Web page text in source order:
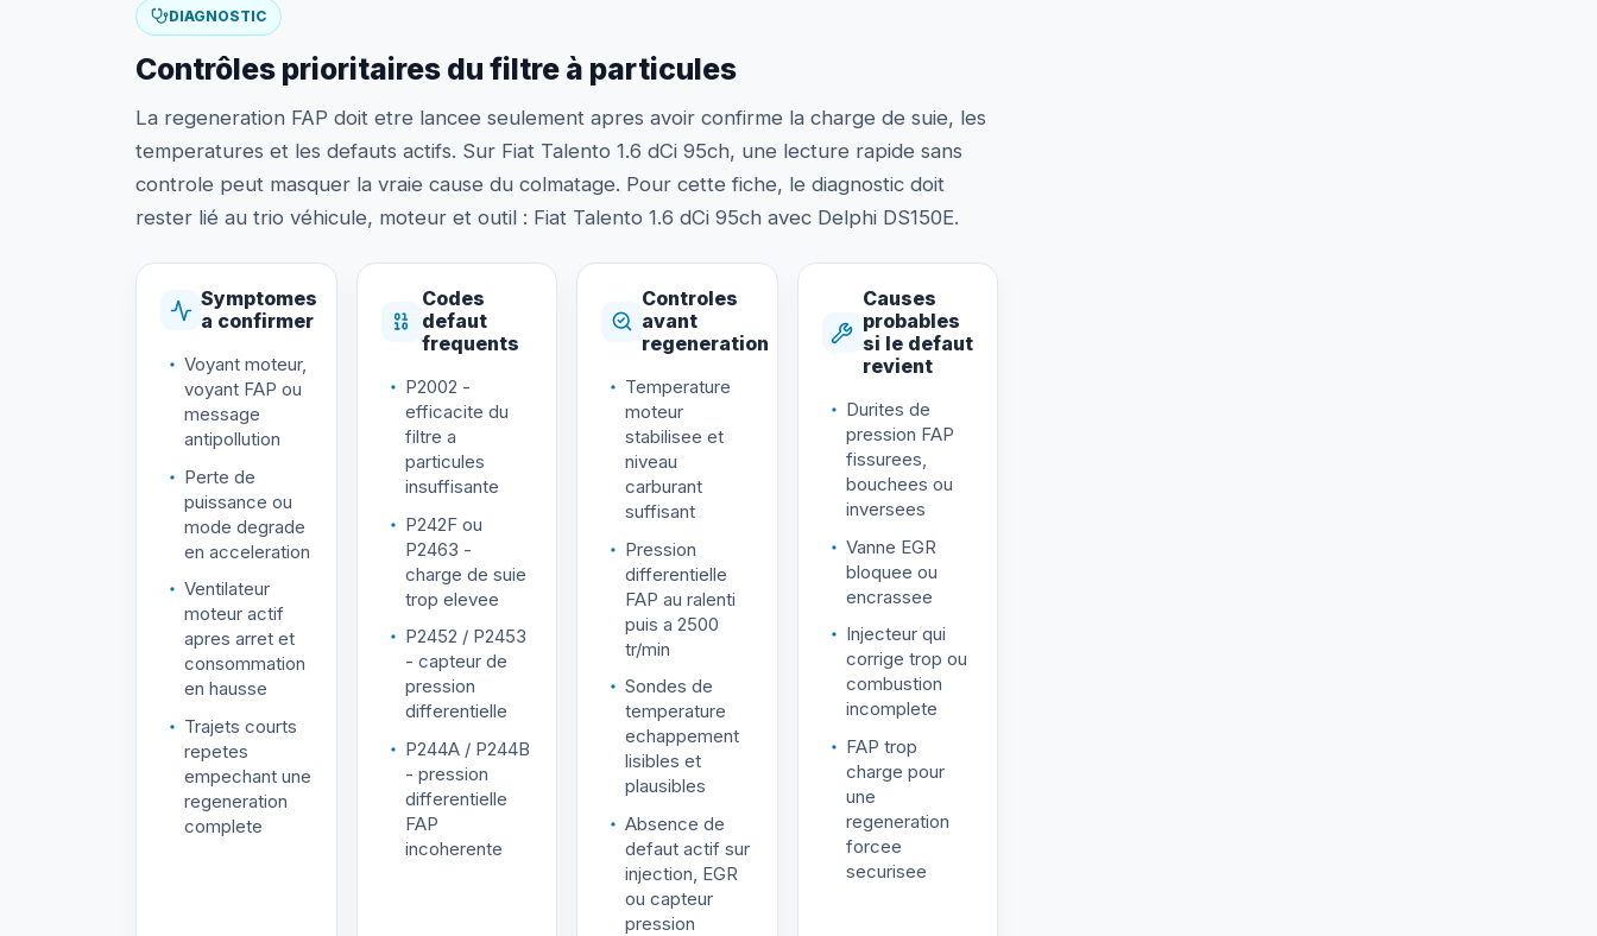
DIAGNOSTIC
Contrôles prioritaires du filtre à particules
La regeneration FAP doit etre lancee seulement apres avoir confirme la charge de suie, les
temperatures et les defauts actifs. Sur Fiat Talento 1.6 dCi 95ch, une lecture rapide sans
controle peut masquer la vraie cause du colmatage. Pour cette fiche, le diagnostic doit
rester lié au trio véhicule, moteur et outil : Fiat Talento 1.6 dCi 95ch avec Delphi DS150E.
Symptomes
a confirmer
Voyant moteur,
voyant FAP ou
message
antipollution
Perte de
puissance ou
mode degrade
en acceleration
Ventilateur
moteur actif
apres arret et
consommation
en hausse
Trajets courts
repetes
empechant une
regeneration
complete
Codes
defaut
frequents
P2002 -
efficacite du
filtre a
particules
insuffisante
P242F ou
P2463 -
charge de suie
trop elevee
P2452 / P2453
- capteur de
pression
differentielle
P244A / P244B
- pression
differentielle
FAP
incoherente
Controles
avant
regeneration
Temperature
moteur
stabilisee et
niveau
carburant
suffisant
Pression
differentielle
FAP au ralenti
puis a 2500
tr/min
Sondes de
temperature
echappement
lisibles et
plausibles
Absence de
defaut actif sur
injection, EGR
ou capteur
pression
Causes
probables
si le defaut
revient
Durites de
pression FAP
fissurees,
bouchees ou
inversees
Vanne EGR
bloquee ou
encrassee
Injecteur qui
corrige trop ou
combustion
incomplete
FAP trop
charge pour
une
regeneration
forcee
securisee